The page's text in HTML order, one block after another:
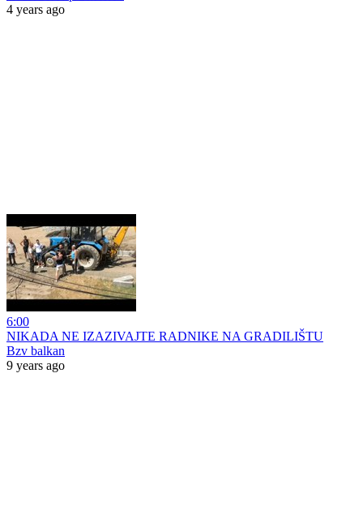
4 years ago
6:00
NIKADA NE IZAZIVAJTE RADNIKE NA GRADILIŠTU
Bzv balkan
9 years ago